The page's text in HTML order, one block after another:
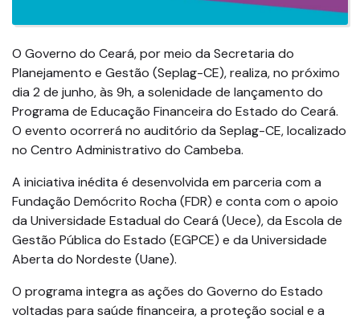
O Governo do Ceará, por meio da Secretaria do
Planejamento e Gestão (Seplag-CE), realiza, no próximo
dia 2 de junho, às 9h, a solenidade de lançamento do
Programa de Educação Financeira do Estado do Ceará.
O evento ocorrerá no auditório da Seplag-CE, localizado
no Centro Administrativo do Cambeba.
A iniciativa inédita é desenvolvida em parceria com a
Fundação Demócrito Rocha (FDR) e conta com o apoio
da Universidade Estadual do Ceará (Uece), da Escola de
Gestão Pública do Estado (EGPCE) e da Universidade
Aberta do Nordeste (Uane).
O programa integra as ações do Governo do Estado
voltadas para saúde financeira, a proteção social e a